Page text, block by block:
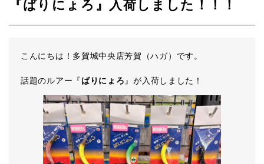
『ばりにょろ』入荷しました！！！
こんにちは！多賀城中央店芳賀（ハガ）です。
話題のルアー『ばりにょろ 』が入荷しました！